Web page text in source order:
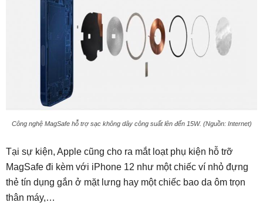
Công nghệ MagSafe hỗ trợ sạc không dây công suất lên đến 15W. (Nguồn: Internet)
Tại sự kiện, Apple cũng cho ra mắt loạt phụ kiện hỗ trỡ
MagSafe đi kèm với iPhone 12 như một chiếc ví nhỏ đựng
thẻ tín dụng gắn ở mặt lưng hay một chiếc bao da ôm trọn
thân máy,…